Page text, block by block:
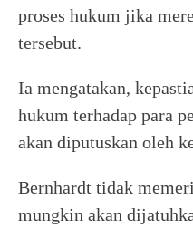
proses hukum jika
tersebut.
Ia mengatakan,
hukum terhadap para
akan diputuskan oleh
Bernhardt tidak
mungkin akan